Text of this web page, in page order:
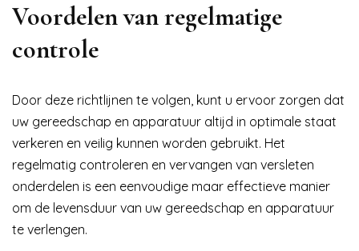
Voordelen van regelmatige
controle
Door deze richtlijnen te volgen, kunt u ervoor zorgen dat
uw gereedschap en apparatuur altijd in optimale staat
verkeren en veilig kunnen worden gebruikt. Het
regelmatig controleren en vervangen van versleten
onderdelen is een eenvoudige maar effectieve manier
om de levensduur van uw gereedschap en apparatuur
te verlengen.